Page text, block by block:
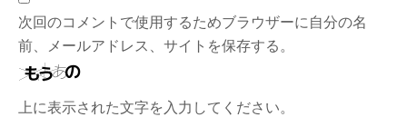
次回のコメントで使用するためブラウザーに自分の名
前、メールアドレス、サイトを保存する。
上に表示された文字を入力してください。